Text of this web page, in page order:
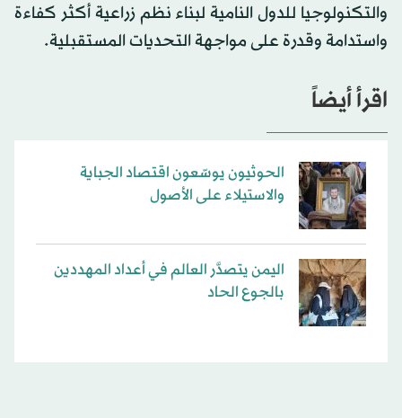
والتكنولوجيا للدول النامية لبناء نظم زراعية أكثر كفاءة
واستدامة وقدرة على مواجهة التحديات المستقبلية.
اقرأ أيضاً
الحوثيون يوسّعون اقتصاد الجباية
والاستيلاء على الأصول
اليمن يتصدَّر العالم في أعداد المهددين
بالجوع الحاد